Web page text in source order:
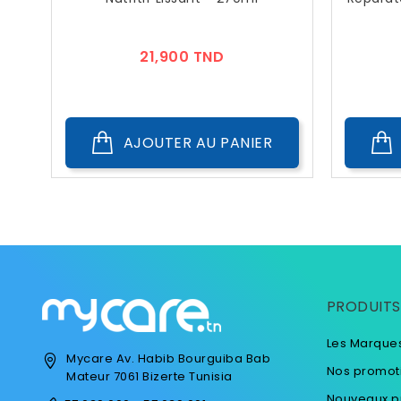
21,900 TND
AJOUTER AU PANIER
Mycare Av. Habib Bourguiba Bab
Mateur 7061 Bizerte Tunisia
PRODUITS
Les
Nos